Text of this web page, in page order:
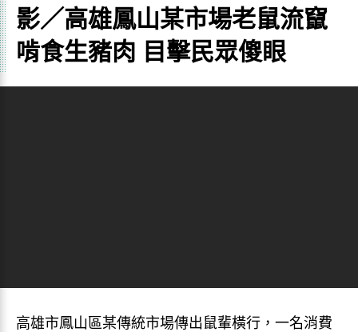
影／高雄鳳山某市場老鼠流竄
啃食生豬肉 目擊民眾傻眼
高雄市鳳山區某傳統市場傳出鼠輩橫行，一名消費